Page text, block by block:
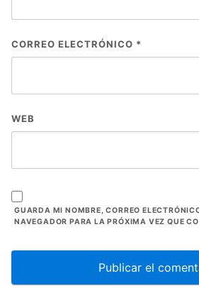
CORREO ELECTRÓNICO *
WEB
GUARDA MI NOMBRE, CORREO
NAVEGADOR PARA LA PRÓXIMA VEZ QUE